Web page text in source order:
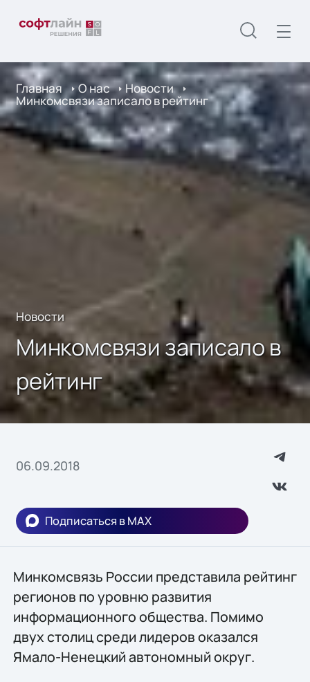
Главная О нас Новости
Минкомсвязи записало в рейтинг
Новости
Минкомсвязи записало в
рейтинг
06.09.2018
Подписаться в MAX
Минкомсвязь России представила рейтинг
регионов по уровню развития
информационного общества. Помимо
двух столиц среди лидеров оказался
Ямало-Ненецкий автономный округ.